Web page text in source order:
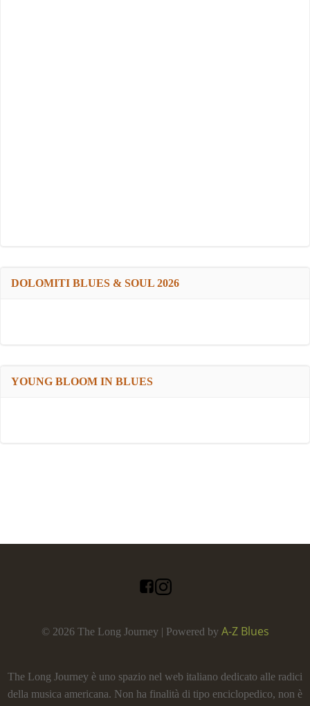
DOLOMITI BLUES & SOUL 2026
YOUNG BLOOM IN BLUES
© 2026 The Long Journey | Powered by A-Z Blues
The Long Journey è uno spazio nel web italiano dedicato alle radici
della musica americana. Non ha finalità di tipo enciclopedico, non è